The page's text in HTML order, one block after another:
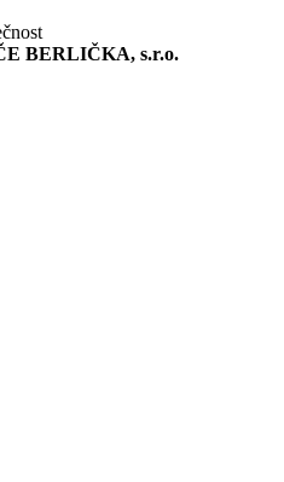
BERLIČKA, s.r.o.